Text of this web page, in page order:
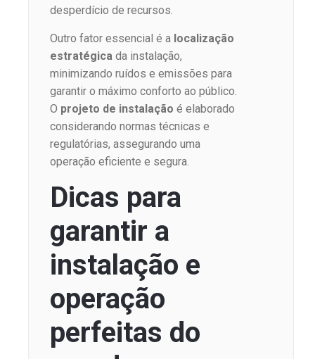
desperdício de recursos.
Outro fator essencial é a localização
estratégica da instalação,
minimizando ruídos e emissões para
garantir o máximo conforto ao público.
O projeto de instalação é elaborado
considerando normas técnicas e
regulatórias, assegurando uma
operação eficiente e segura.
Dicas para
garantir a
instalação e
operação
perfeitas do